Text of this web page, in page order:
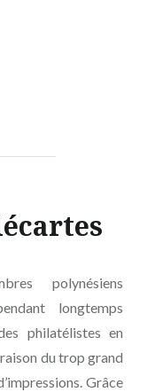
polynésiens
longtemps
philatélistes en
du trop grand
Grâce